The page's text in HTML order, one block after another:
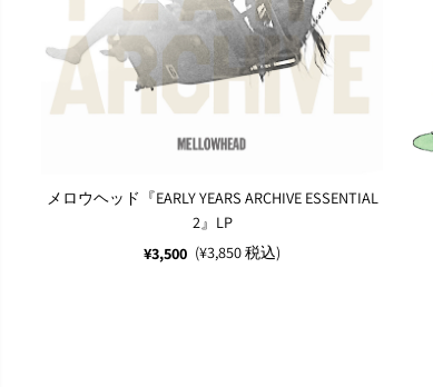
メロウヘッド『EARLY YEARS ARCHIVE ESSENTIAL
2』LP
¥3,500 (¥3,850 税込)